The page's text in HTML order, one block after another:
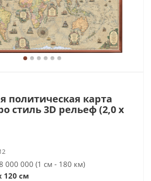
политическая карта
стиль 3D рельеф (2,0 х
000 000 (1 см - 180 км)
120 см